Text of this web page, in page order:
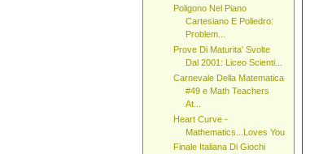
Poligono Nel Piano
Cartesiano E Poliedro:
Problem...
Prove Di Maturita' Svolte
Dal 2001: Liceo Scienti...
Carnevale Della Matematica
#49 e Math Teachers
At...
Heart Curve -
Mathematics...Loves You
Finale Italiana Di Giochi